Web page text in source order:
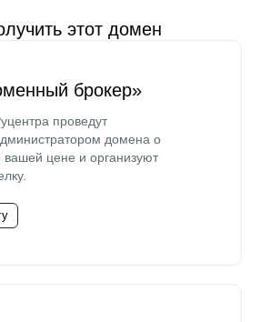
этот домен
брокер»
проведут
домена о
вашей цене и организуют